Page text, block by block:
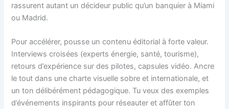
rassurent autant un décideur public qu’un banquier à Miami
ou Madrid.
Pour accélérer, pousse un contenu éditorial à forte valeur.
Interviews croisées (experts énergie, santé, tourisme),
retours d’expérience sur des pilotes, capsules vidéo. Ancre
le tout dans une charte visuelle sobre et internationale, et
un ton délibérément pédagogique. Tu veux des exemples
d’événements inspirants pour réseauter et affûter ton